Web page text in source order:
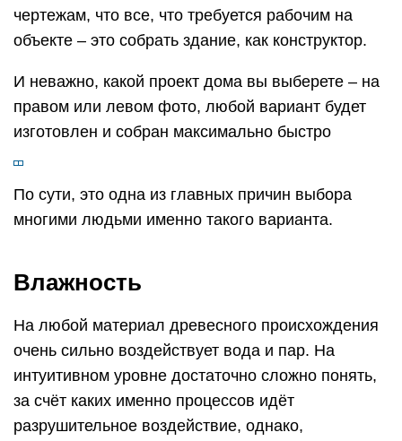
чертежам, что все, что требуется рабочим на
объекте – это собрать здание, как конструктор.
И неважно, какой проект дома вы выберете – на
правом или левом фото, любой вариант будет
изготовлен и собран максимально быстро
По сути, это одна из главных причин выбора
многими людьми именно такого варианта.
Влажность
На любой материал древесного происхождения
очень сильно воздействует вода и пар. На
интуитивном уровне достаточно сложно понять,
за счёт каких именно процессов идёт
разрушительное воздействие, однако,